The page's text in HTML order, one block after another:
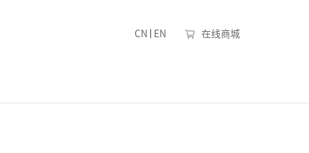
CN EN 在线商城